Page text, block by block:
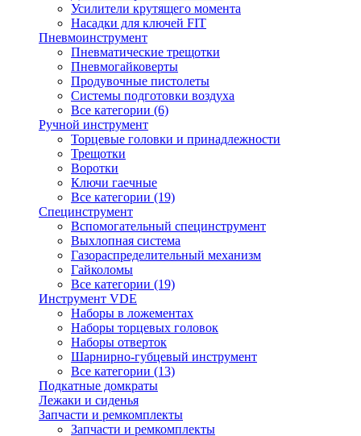
Усилители крутящего момента
Насадки для ключей FIT
Пневмоинструмент
Пневматические трещотки
Пневмогайковерты
Продувочные пистолеты
Системы подготовки воздуха
Все категории (6)
Ручной инструмент
Торцевые головки и принадлежности
Трещотки
Воротки
Ключи гаечные
Все категории (19)
Специнструмент
Вспомогательный специнструмент
Выхлопная система
Газораспределительный механизм
Гайколомы
Все категории (19)
Инструмент VDE
Наборы в ложементах
Наборы торцевых головок
Наборы отверток
Шарнирно-губцевый инструмент
Все категории (13)
Подкатные домкраты
Лежаки и сиденья
Запчасти и ремкомплекты
Запчасти и ремкомплекты